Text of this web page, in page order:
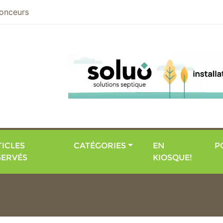
CATÉGORIES
EN
KIOSQUE!